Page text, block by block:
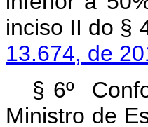
inciso II
13.674, de
§ 6º
Ministro de